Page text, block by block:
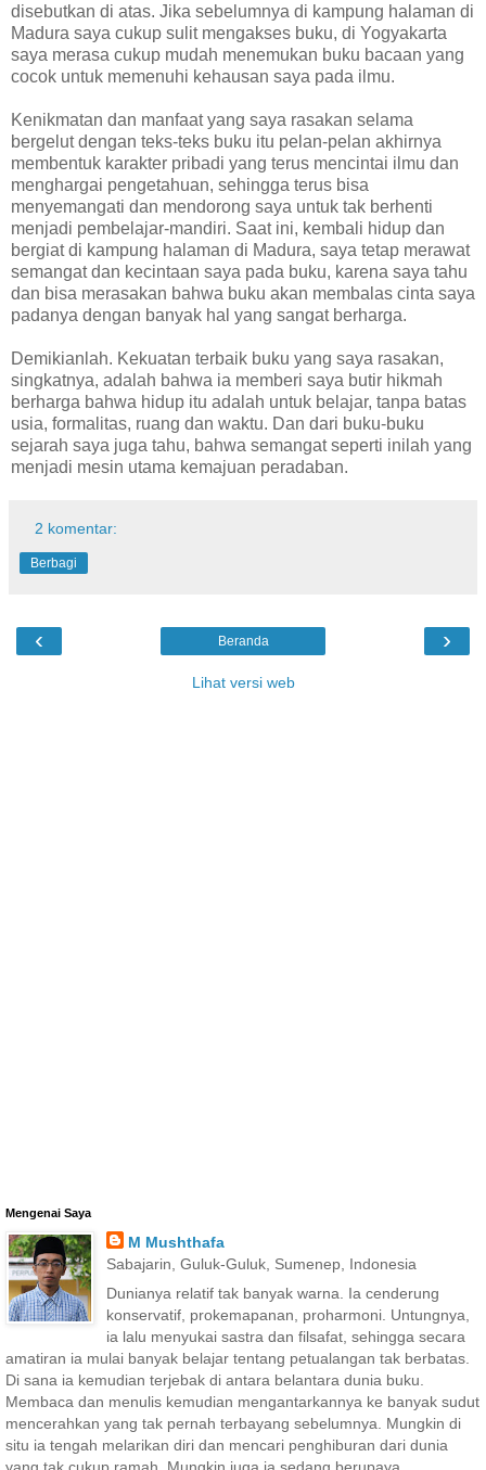
disebutkan di atas. Jika sebelumnya di kampung halaman di
Madura saya cukup sulit mengakses buku, di Yogyakarta
saya merasa cukup mudah menemukan buku bacaan yang
cocok untuk memenuhi kehausan saya pada ilmu.
Kenikmatan dan manfaat yang saya rasakan selama
bergelut dengan teks-teks buku itu pelan-pelan akhirnya
membentuk karakter pribadi yang terus mencintai ilmu dan
menghargai pengetahuan, sehingga terus bisa
menyemangati dan mendorong saya untuk tak berhenti
menjadi pembelajar-mandiri. Saat ini, kembali hidup dan
bergiat di kampung halaman di Madura, saya tetap merawat
semangat dan kecintaan saya pada buku, karena saya tahu
dan bisa merasakan bahwa buku akan membalas cinta saya
padanya dengan banyak hal yang sangat berharga.
Demikianlah. Kekuatan terbaik buku yang saya rasakan,
singkatnya, adalah bahwa ia memberi saya butir hikmah
berharga bahwa hidup itu adalah untuk belajar, tanpa batas
usia, formalitas, ruang dan waktu. Dan dari buku-buku
sejarah saya juga tahu, bahwa semangat seperti inilah yang
menjadi mesin utama kemajuan peradaban.
2 komentar:
Berbagi
‹ ›
Beranda
Lihat versi web
Mengenai Saya
M Mushthafa
Sabajarin, Guluk-Guluk, Sumenep, Indonesia
Dunianya relatif tak banyak warna. Ia cenderung
konservatif, prokemapanan, proharmoni. Untungnya,
ia lalu menyukai sastra dan filsafat, sehingga secara
amatiran ia mulai banyak belajar tentang petualangan tak berbatas.
Di sana ia kemudian terjebak di antara belantara dunia buku.
Membaca dan menulis kemudian mengantarkannya ke banyak sudut
mencerahkan yang tak pernah terbayang sebelumnya. Mungkin di
situ ia tengah melarikan diri dan mencari penghiburan dari dunia
yang tak cukup ramah. Mungkin juga ia sedang berupaya